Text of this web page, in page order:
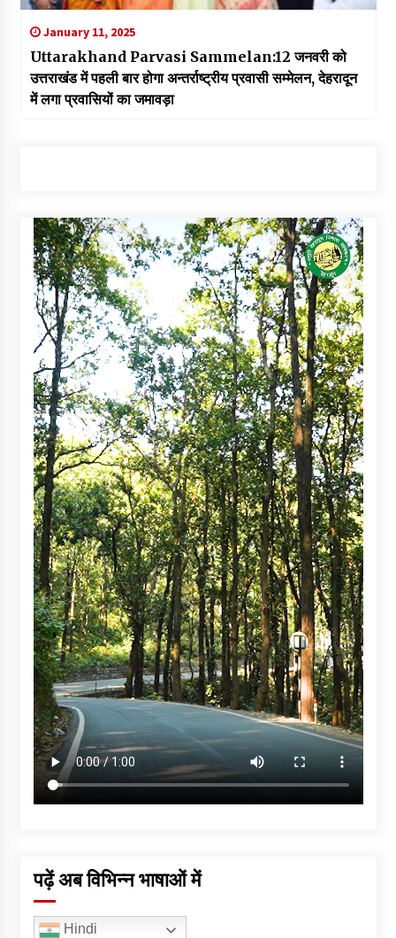
January 11, 2025
Uttarakhand Parvasi Sammelan:12 जनवरी को
उत्तराखंड में पहली बार होगा अन्तर्राष्ट्रीय प्रवासी सम्मेलन, देहरादून
में लगा प्रवासियों का जमावड़ा
पढ़ें अब विभिन्न भाषाओं में
Hindi